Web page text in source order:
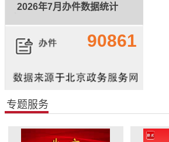
立即查询
2026年7月办件数据统计
90861
专题服务